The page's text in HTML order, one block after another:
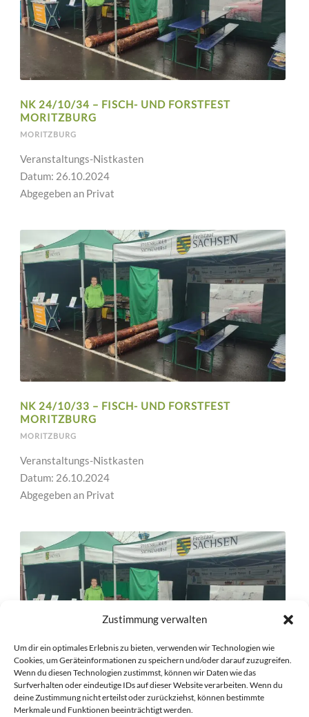
Zustimmung verwalten
Um dir ein optimales Erlebnis zu bieten, verwenden wir Technologien wie
Cookies, um Geräteinformationen zu speichern und/oder darauf zuzugreifen.
Wenn du diesen Technologien zustimmst, können wir Daten wie das
Surfverhalten oder eindeutige IDs auf dieser Website verarbeiten. Wenn du
deine Zustimmung nicht erteilst oder zurückziehst, können bestimmte
Merkmale und Funktionen beeinträchtigt werden.
NK 24/10/34 – FISCH- UND FORSTFEST
MORITZBURG
MORITZBURG
Veranstaltungs-Nistkasten
Datum: 26.10.2024
Abgegeben an Privat
NK 24/10/33 – FISCH- UND FORSTFEST
MORITZBURG
MORITZBURG
Veranstaltungs-Nistkasten
Datum: 26.10.2024
Abgegeben an Privat
NK 24/10/32 – FISCH- UND FORSTFEST